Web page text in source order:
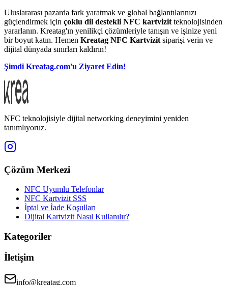
Uluslararası pazarda fark yaratmak ve global bağlantılarınızı
güçlendirmek için çoklu dil destekli NFC kartvizit teknolojisinden
yararlanın. Kreatag'ın yenilikçi çözümleriyle tanışın ve işinize yeni
bir boyut katın. Hemen Kreatag NFC Kartvizit siparişi verin ve
dijital dünyada sınırları kaldırın!
Şimdi Kreatag.com'u Ziyaret Edin!
NFC teknolojisiyle dijital networking deneyimini yeniden
tanımlıyoruz.
Çözüm Merkezi
NFC Uyumlu Telefonlar
NFC Kartvizit SSS
İptal ve İade Koşulları
Dijital Kartvizit Nasıl Kullanılır?
Kategoriler
İletişim
info@kreatag.com